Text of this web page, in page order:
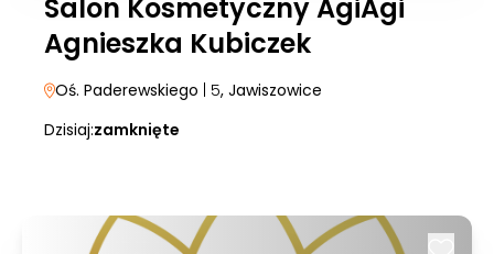
Salon Kosmetyczny AgiAgi
Agnieszka Kubiczek
Oś. Paderewskiego | 5, Jawiszowice
Dzisiaj:zamknięte